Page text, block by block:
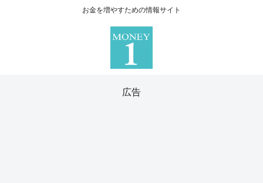
お金を増やすための情報サイト
広告